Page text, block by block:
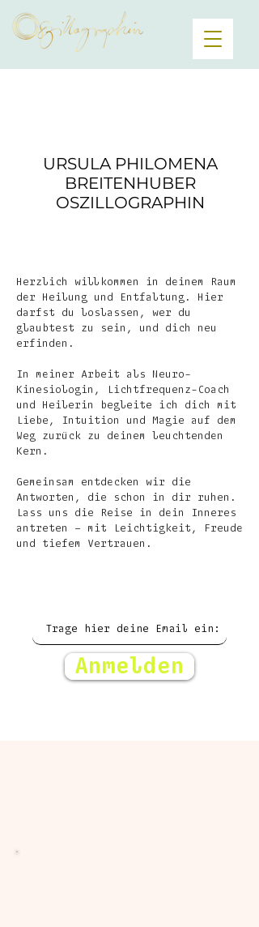
URSULA PHILOMENA
BREITENHUBER
OSZILLOGRAPHIN
Herzlich willkommen in deinem Raum
der Heilung und Entfaltung. Hier
darfst du loslassen, wer du
glaubtest zu sein, und dich neu
erfinden.
In meiner Arbeit als Neuro-
Kinesiologin, Lichtfrequenz-Coach
und Heilerin begleite ich dich mit
Liebe, Intuition und Magie auf dem
Weg zurück zu deinem leuchtenden
Kern.
Gemeinsam entdecken wir die
Antworten, die schon in dir ruhen.
Lass uns die Reise in dein Inneres
antreten – mit Leichtigkeit, Freude
und tiefem Vertrauen.
Anmelden